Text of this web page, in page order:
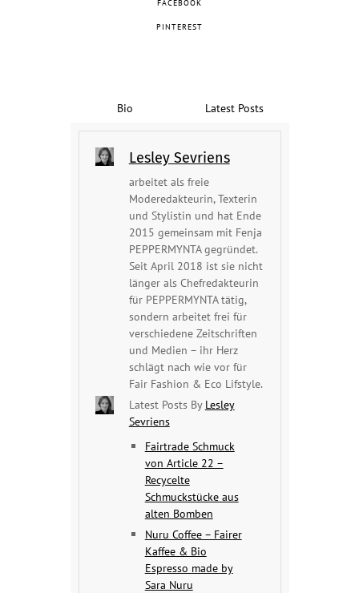
FACEBOOK
PINTEREST
Bio Latest Posts
Lesley Sevriens
arbeitet als freie
Moderedakteurin, Texterin
und Stylistin und hat Ende
2015 gemeinsam mit Fenja
PEPPERMYNTA gegründet.
Seit April 2018 ist sie nicht
länger als Chefredakteurin
für PEPPERMYNTA tätig,
sondern arbeitet frei für
verschiedene Zeitschriften
und Medien – ihr Herz
schlägt nach wie vor für
Fair Fashion & Eco Lifstyle.
Latest Posts By Lesley
Sevriens
Fairtrade Schmuck
von Article 22 –
Recycelte
Schmuckstücke aus
alten Bomben
Nuru Coffee – Fairer
Kaffee & Bio
Espresso made by
Sara Nuru